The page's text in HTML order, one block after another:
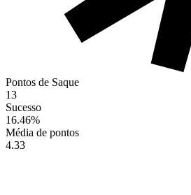
Pontos de Saque
13
Sucesso
16.46%
Média de pontos
4.33